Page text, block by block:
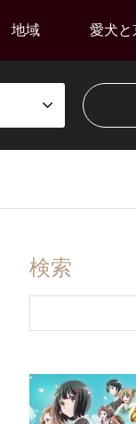
地域 愛犬と
検索